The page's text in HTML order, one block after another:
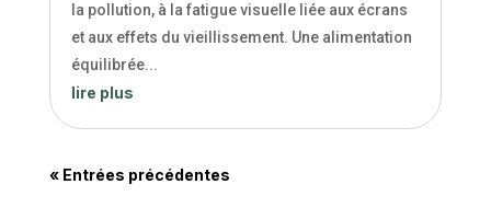
la pollution, à la fatigue visuelle liée aux écrans
et aux effets du vieillissement. Une alimentation
équilibrée...
lire plus
« Entrées précédentes